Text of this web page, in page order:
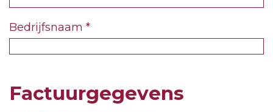
Bedrijfsnaam *
Factuurgegevens